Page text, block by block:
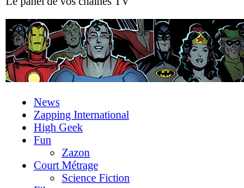
News
Zapping International
High Geek
Fun
Zazon
Court Métrage
Science Fiction